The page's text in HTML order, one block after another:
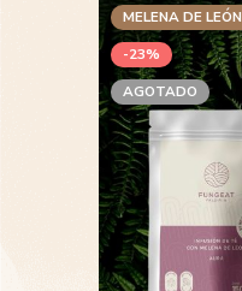
MELENA DE LEÓN
-23%
AGOTADO